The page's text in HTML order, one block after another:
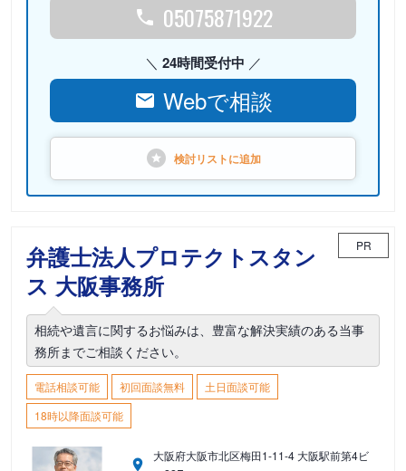
05075871922
24時間受付中
Webで相談
検討リストに追加
弁護士法人プロテクトスタン
ス 大阪事務所
PR
相続や遺言に関するお悩みは、豊富な解決実績のある当事
務所までご相談ください。
電話相談可能 初回面談無料
土日面談可能
18時以降面談可能
大阪府大阪市北区梅田1-11-4 大阪駅前第4ビ